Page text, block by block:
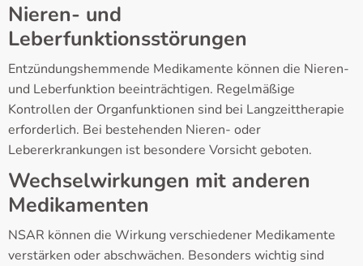
Nieren- und
Leberfunktionsstörungen
Entzündungshemmende Medikamente können die Nieren-
und Leberfunktion beeinträchtigen. Regelmäßige
Kontrollen der Organfunktionen sind bei Langzeittherapie
erforderlich. Bei bestehenden Nieren- oder
Lebererkrankungen ist besondere Vorsicht geboten.
Wechselwirkungen mit anderen
Medikamenten
NSAR können die Wirkung verschiedener Medikamente
verstärken oder abschwächen. Besonders wichtig sind